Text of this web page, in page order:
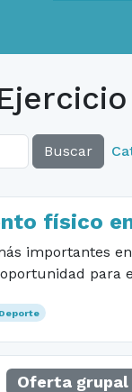
Buscar
físico
importantes
para
Deporte
Oferta grupal